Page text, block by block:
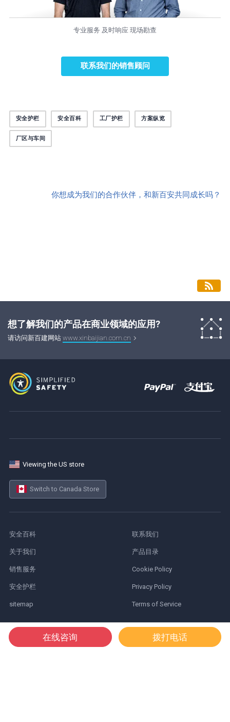
专业服务 及时响应 现场勘查
联系我们的销售顾问
安全护栏 安全百科 工厂护栏 方案纵览
厂区与车间
你想成为我们的合作伙伴，和新百安共同成长吗？
想了解我们的产品在商业领域的应用?
请访问新百建网站 www.xinbaijian.com.cn
Viewing the US store
Switch to Canada Store
安全百科
关于我们
销售服务
安全护栏
sitemap
联系我们
产品目录
Cookie Policy
Privacy Policy
Terms of Service
Simplified Safety 新百安
在线咨询 拨打电话